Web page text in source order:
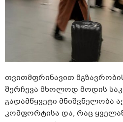
თვითმფრინავით
შერჩევა მხოლოდ მოდის
გადამწყვეტი მნიშვნელობა
კომფორტისა და, რაც